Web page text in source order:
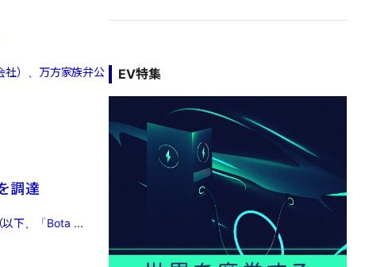
社）、万方家族弁公
調達
下、「Bota ...
EV特集